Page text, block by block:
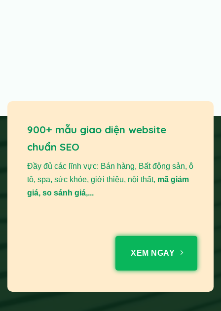
900+ mẫu giao diện website
chuẩn SEO
Đầy đủ các lĩnh vực: Bán hàng, Bất động sản, ô
tô, spa, sức khỏe, giới thiệu, nội thất, mã giảm
giá, so sánh giá,...
XEM NGAY